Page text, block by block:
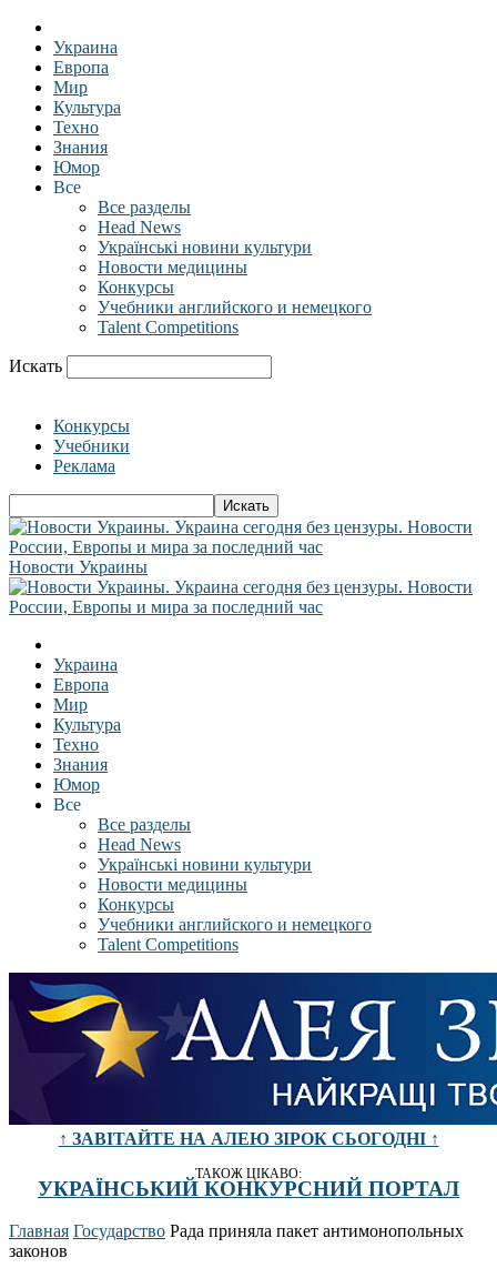
Украина
Европа
Мир
Культура
Техно
Знания
Юмор
Все
Все разделы
Head News
Українські новини культури
Новости медицины
Конкурсы
Учебники английского и немецкого
Talent Competitions
Искать
Конкурсы
Учебники
Реклама
Новости Украины
Украина
Европа
Мир
Культура
Техно
Знания
Юмор
Все
Все разделы
Head News
Українські новини культури
Новости медицины
Конкурсы
Учебники английского и немецкого
Talent Competitions
↑ ЗАВІТАЙТЕ НА АЛЕЮ ЗІРОК СЬОГОДНІ ↑
ТАКОЖ ЦІКАВО:
УКРАЇНСЬКИЙ КОНКУРСНИЙ ПОРТАЛ
Главная Государство Рада приняла пакет антимонопольных
законов